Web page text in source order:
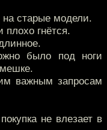
старые модели.
плохо гнётся.
было под ноги
важным запросам
не влезает в